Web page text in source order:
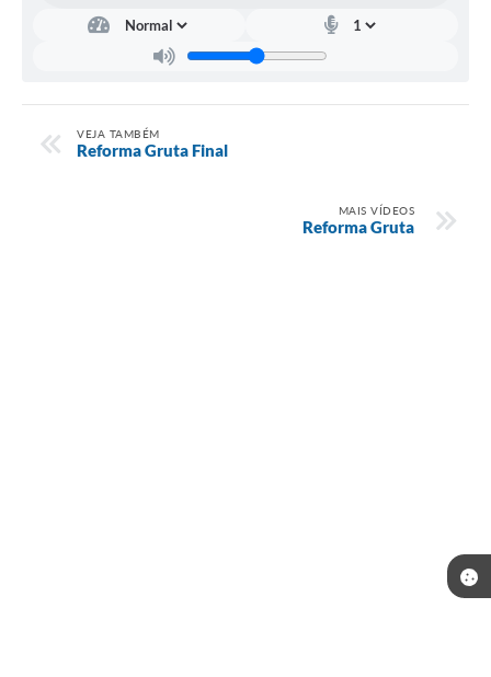
VEJA TAMBÉM
Reforma Gruta Final
MAIS VÍDEOS
Reforma Gruta